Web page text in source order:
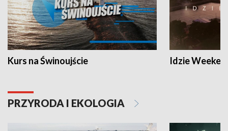
Kurs na Świnoujście Idzie
PRZYRODA I EKOLOGIA